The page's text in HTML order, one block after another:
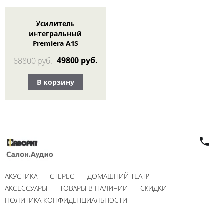
Усилитель
интегральный
Premiera A1S
68800 руб. 49800 руб.
В корзину
АКУСТИКА СТЕРЕО
ДОМАШНИЙ ТЕАТР
АКСЕССУАРЫ
ТОВАРЫ В НАЛИЧИИ
СКИДКИ
ПОЛИТИКА КОНФИДЕНЦИАЛЬНОСТИ